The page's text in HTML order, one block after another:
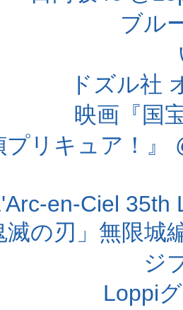
ブル
ドズル社
映画『国
プリキュア！
en-Ciel 35th
滅の刃」無限
ジ
Loppi